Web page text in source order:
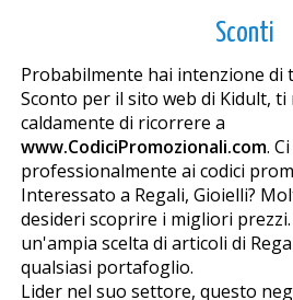
Sconti
Probabilmente hai intenzione di
Sconto per il sito web di Kidult, ti
caldamente di ricorrere a
www.CodiciPromozionali.com.
professionalmente ai codici
Interessato a Regali, Gioielli?
desideri scoprire i migliori
un'ampia scelta di articoli di
qualsiasi portafoglio.
Lider nel suo settore, questo